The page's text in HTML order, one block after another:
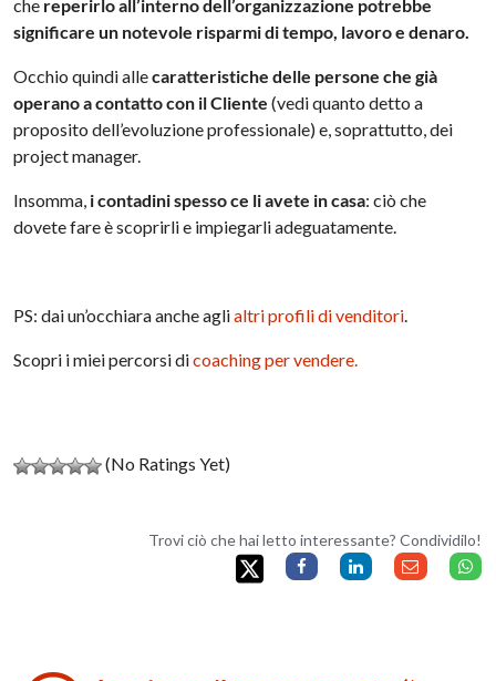
che reperirlo all’interno dell’organizzazione potrebbe
significare un notevole risparmi di tempo, lavoro e denaro.
Occhio quindi allecaratteristiche delle persone che già
operano a contatto con il Cliente (vedi quanto detto a
proposito dell’evoluzione professionale) e, soprattutto, dei
project manager.
Insomma, i contadini spesso ce li avete in casa: ciò che
dovete fare è scoprirli e impiegarli adeguatamente.
PS: dai un’occhiara anche aglialtri profili di venditori.
Scopri i miei percorsi dicoaching per vendere.
(No Ratings Yet)
Trovi ciò che hai letto interessante? Condividilo!